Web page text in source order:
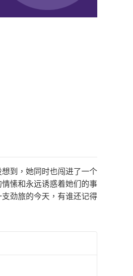
到，她同时也闯进了一个
愫和永远诱惑着她们的事
劲旅的今天，有谁还记得